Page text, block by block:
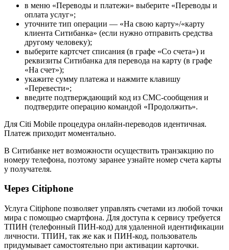
в меню «Переводы и платежи» выберите «Переводы и
оплата услуг»;
уточните тип операции — «На свою карту»/«карту
клиента Ситибанка» (если нужно отправить средства
другому человеку);
выберите картсчет списания (в графе «Со счета») и
реквизиты Ситибанка для перевода на карту (в графе
«На счет»);
укажите сумму платежа и нажмите клавишу
«Перевести»;
введите подтверждающий код из СМС-сообщения и
подтвердите операцию командой «Продолжить».
Для Citi Mobile процедура онлайн-переводов идентичная.
Платеж приходит моментально.
В Ситибанке нет возможности осуществить транзакцию по
номеру телефона, поэтому заранее узнайте номер счета карты
у получателя.
Через Citiphone
Услуга Citiphone позволяет управлять счетами из любой точки
мира с помощью смартфона. Для доступа к сервису требуется
ТПИН (телефонный ПИН-код) для удаленной идентификации
личности. ТПИН, так же как и ПИН-код, пользователь
придумывает самостоятельно при активации карточки.